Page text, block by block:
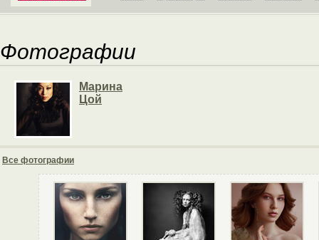
Фотографии
Марина
Цой
Все фотографии